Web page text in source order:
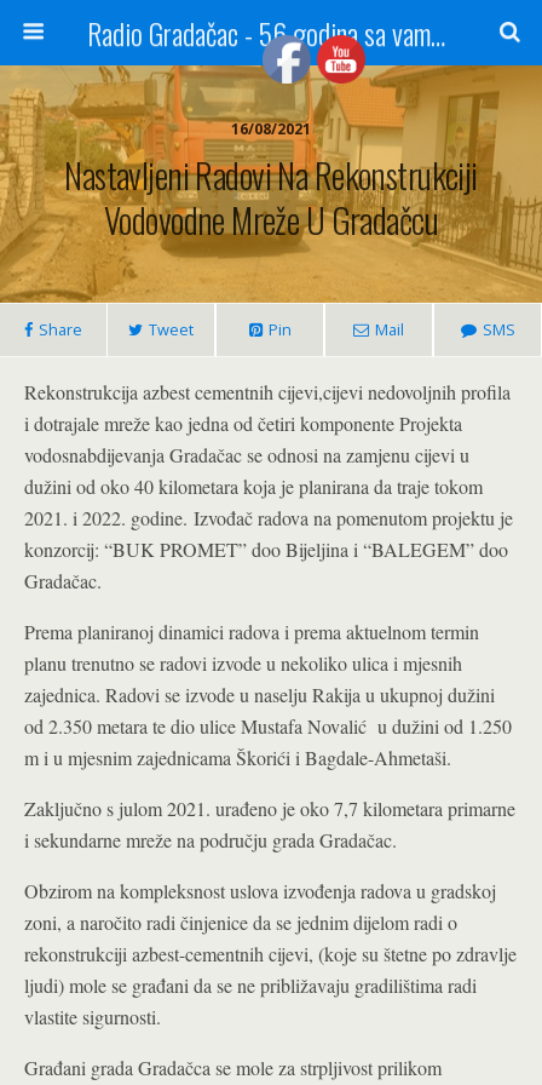
Radio Gradačac - 56 godina sa vama...
16/08/2021
Nastavljeni Radovi Na Rekonstrukciji
Vodovodne Mreže U Gradačcu
Share Tweet Pin Mail SMS
Rekonstrukcija azbest cementnih cijevi,cijevi nedovoljnih profila
i dotrajale mreže kao jedna od četiri komponente Projekta
vodosnabdijevanja Gradačac se odnosi na zamjenu cijevi u
dužini od oko 40 kilometara koja je planirana da traje tokom
2021. i 2022. godine. Izvođač radova na pomenutom projektu je
konzorcij: “BUK PROMET” doo Bijeljina i “BALEGEM” doo
Gradačac.
Prema planiranoj dinamici radova i prema aktuelnom termin
planu trenutno se radovi izvode u nekoliko ulica i mjesnih
zajednica. Radovi se izvode u naselju Rakija u ukupnoj dužini
od 2.350 metara te dio ulice Mustafa Novalić u dužini od 1.250
m i u mjesnim zajednicama Škorići i Bagdale-Ahmetaši.
Zaključno s julom 2021. urađeno je oko 7,7 kilometara primarne
i sekundarne mreže na području grada Gradačac.
Obzirom na kompleksnost uslova izvođenja radova u gradskoj
zoni, a naročito radi činjenice da se jednim dijelom radi o
rekonstrukciji azbest-cementnih cijevi, (koje su štetne po zdravlje
ljudi) mole se građani da se ne približavaju gradilištima radi
vlastite sigurnosti.
Građani grada Gradačca se mole za strpljivost prilikom